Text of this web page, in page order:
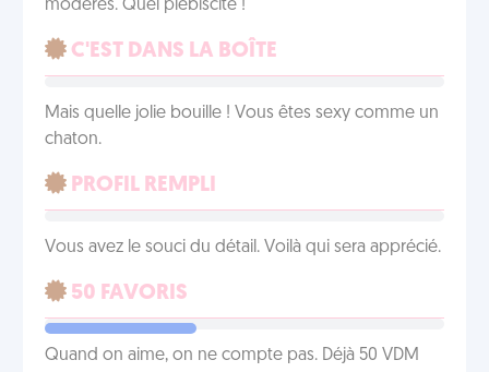
modérés. Quel plébiscite !
C'EST DANS LA BOÎTE
Mais quelle jolie bouille ! Vous êtes sexy comme un
chaton.
PROFIL REMPLI
Vous avez le souci du détail. Voilà qui sera apprécié.
50 FAVORIS
Quand on aime, on ne compte pas. Déjà 50 VDM